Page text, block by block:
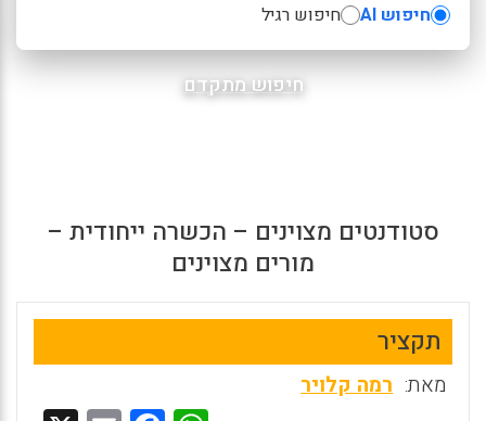
חיפוש AI חיפוש רגיל
חיפוש מתקדם
סטודנטים מצוינים – הכשרה ייחודית –
מורים מצוינים
תקציר
מאת: רמה קלויר